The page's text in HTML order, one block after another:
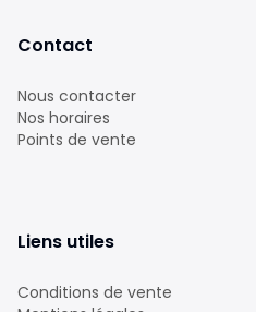
Contact
Nous contacter
Nos horaires
Points de vente
Liens utiles
Conditions de vente